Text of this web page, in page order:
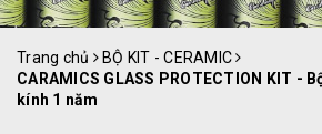
Trang chủ
BỘ KIT - CERAMIC
CARAMICS GLASS PROTECTION KIT -
kính 1 năm